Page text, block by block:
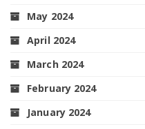
May 2024
April 2024
March 2024
February 2024
January 2024